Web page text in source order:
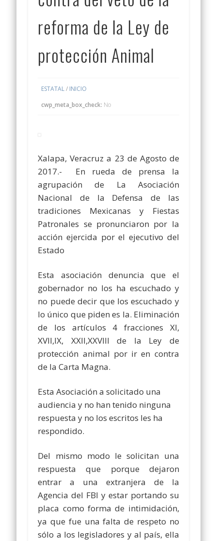
reforma de la Ley de
protección Animal
ESTATAL/ INICIO
cwp_meta_box_check: No
Xalapa, Veracruz a 23 de Agosto de
2017.- En rueda de prensa la
agrupación de La Asociación
Nacional de la Defensa de las
tradiciones Mexicanas y Fiestas
Patronales se pronunciaron por la
acción ejercida por el ejecutivo del
Estado
Esta asociación denuncia que el
gobernador no los ha escuchado y
no puede decir que los escuchado y
lo único que piden es la. Eliminación
de los artículos 4 fracciones XI,
XVII,IX, XXII,XXVIII de la Ley de
protección animal por ir en contra
de la Carta Magna.
Esta Asociación a solicitado una
audiencia y no han tenido ninguna
respuesta y no los escritos les ha
respondido.
Del mismo modo le solicitan una
respuesta que porque dejaron
entrar a una extranjera de la
Agencia del FBI y estar portando su
placa como forma de intimidación,
ya que fue una falta de respeto no
sólo a los legisladores y al país, ella